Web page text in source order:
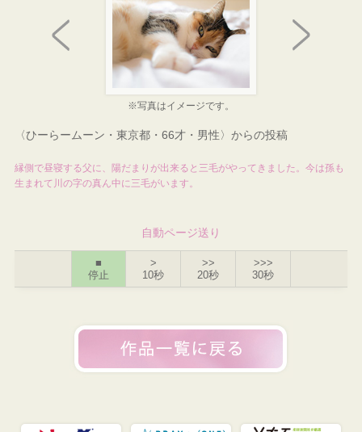
※写真はイメージです。
〈ひーらームーン・東京都・66才・男性〉からの投稿
縁側で昼寝する父に、陽だまりが出来ると三毛がやってきました。今は孫も
生まれて川の字の真ん中に三毛がいます。
自動ページ送り
■
停止
>
10秒
>>
20秒
>>>
30秒